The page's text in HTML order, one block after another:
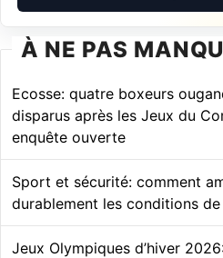
À NE PAS
Ecosse: quatre boxeurs
disparus après les Jeux du
enquête ouverte
Sport et sécurité: comment
durablement les conditions
Jeux Olympiques d’hiver